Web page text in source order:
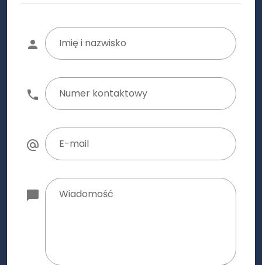
Imię i nazwisko
Numer kontaktowy
E-mail
Wiadomość